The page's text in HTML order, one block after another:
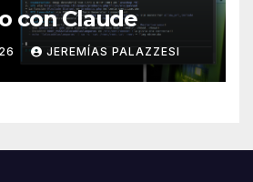
con Claude
JEREMÍAS PALAZZESI